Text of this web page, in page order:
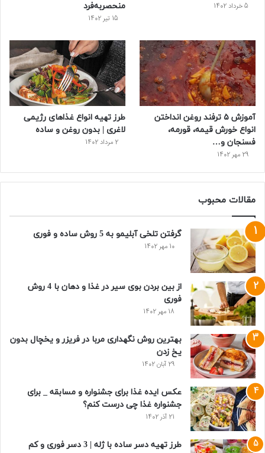
5 خرداد 1402
منحصربه‌فرد
15 تیر 1402
آموزش ۵ ترفند روغن انداختن
انواع خورش قیمه، قورمه،
فسنجان و…
29 مهر 1402
طرز تهیه انواع غذاهای رژیمی
لاغری | بدون روغن و ساده
2 مرداد 1402
مقالات محبوب
گرفتن تلخی آبلیمو به 5 روش ساده و فوری
10 مهر 1402
از بین بردن بوی سیر در غذا و دهان با 4 روش
فوری
18 مهر 1402
بهترین روش نگهداری مربا در فریزر و یخچال بدون
یخ زدن
29 آبان 1402
عکس ایده غذا برای جشنواره و مسابقه _ برای
جشنواره غذا چی درست کنم؟
21 آذر 1402
طرز تهیه دسر ساده با ژله | 3 دسر فوری و کم